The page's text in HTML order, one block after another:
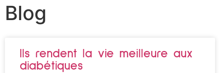
Blog
Ils rendent la vie meilleure aux
diabétiques